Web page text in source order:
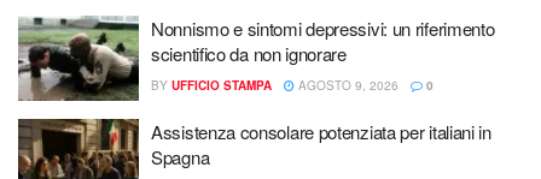
Nonnismo e sintomi depressivi: un riferimento
scientifico da non ignorare
BY UFFICIO STAMPA AGOSTO 9, 2026 0
Assistenza consolare potenziata per italiani in
Spagna